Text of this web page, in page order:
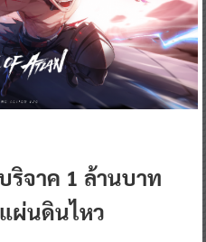
ริจาค 1 ล้านบาท
ผ่นดินไหว